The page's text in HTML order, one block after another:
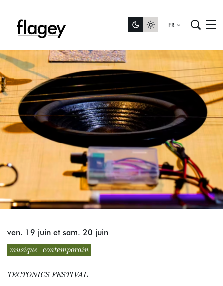
FR Menu
musique contemporain
TECTONICS FESTIVAL
ven. 19 juin et sam. 20 juin